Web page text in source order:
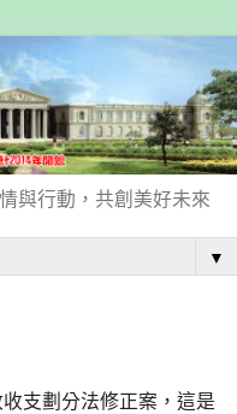
與行動，共創美好未來
▼
支劃分法修正案，這是